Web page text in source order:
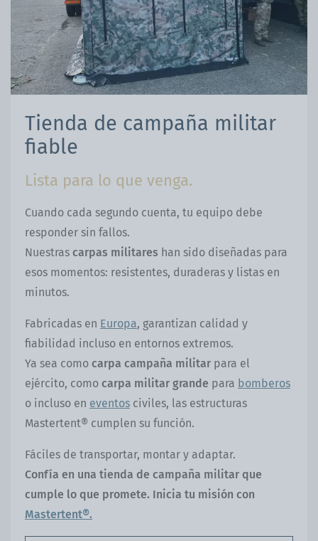
Tienda de campaña militar
fiable
Lista para lo que venga.
Cuando cada segundo cuenta, tu equipo debe
responder sin fallos.
Nuestras carpas militares han sido diseñadas para
esos momentos: resistentes, duraderas y listas en
minutos.
Fabricadas en Europa, garantizan calidad y
fiabilidad incluso en entornos extremos.
Ya sea como carpa campaña militar para el
ejército, como carpa militar grande para bomberos
o incluso en eventos civiles, las estructuras
Mastertent® cumplen su función.
Fáciles de transportar, montar y adaptar.
Confía en una tienda de campaña militar que
cumple lo que promete. Inicia tu misión con
Mastertent®.